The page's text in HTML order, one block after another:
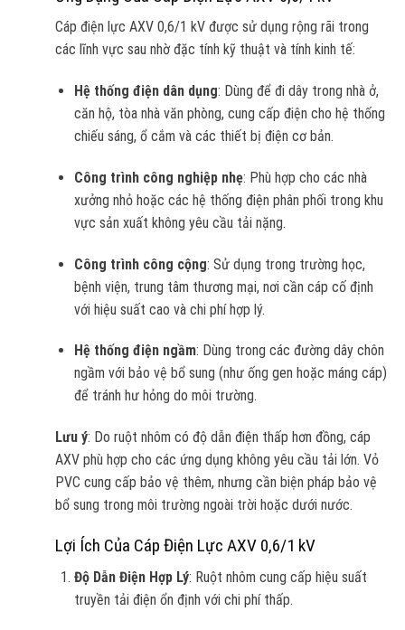
Cáp điện lực AXV 0,6/1 kV được sử dụng rộng rãi trong
các lĩnh vực sau nhờ đặc tính kỹ thuật và tính kinh tế:
Hệ thống điện dân dụng: Dùng để đi dây trong nhà ở,
căn hộ, tòa nhà văn phòng, cung cấp điện cho hệ thống
chiếu sáng, ổ cắm và các thiết bị điện cơ bản.
Công trình công nghiệp nhẹ: Phù hợp cho các nhà
xưởng nhỏ hoặc các hệ thống điện phân phối trong khu
vực sản xuất không yêu cầu tải nặng.
Công trình công cộng: Sử dụng trong trường học,
bệnh viện, trung tâm thương mại, nơi cần cáp cố định
với hiệu suất cao và chi phí hợp lý.
Hệ thống điện ngầm: Dùng trong các đường dây chôn
ngầm với bảo vệ bổ sung (như ống gen hoặc máng cáp)
để tránh hư hỏng do môi trường.
Lưu ý: Do ruột nhôm có độ dẫn điện thấp hơn đồng, cáp
AXV phù hợp cho các ứng dụng không yêu cầu tải lớn. Vỏ
PVC cung cấp bảo vệ thêm, nhưng cần biện pháp bảo vệ
bổ sung trong môi trường ngoài trời hoặc dưới nước.
Lợi Ích Của Cáp Điện Lực AXV 0,6/1 kV
Độ Dẫn Điện Hợp Lý: Ruột nhôm cung cấp hiệu suất
truyền tải điện ổn định với chi phí thấp.